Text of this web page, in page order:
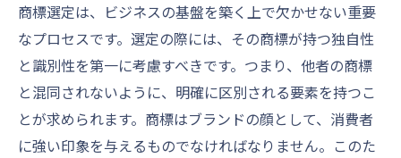
商標選定は、ビジネスの基盤を築く上で欠かせない重要
なプロセスです。選定の際には、その商標が持つ独自性
と識別性を第一に考慮すべきです。つまり、他者の商標
と混同されないように、明確に区別される要素を持つこ
とが求められます。商標はブランドの顔として、消費者
に強い印象を与えるものでなければなりません。このた